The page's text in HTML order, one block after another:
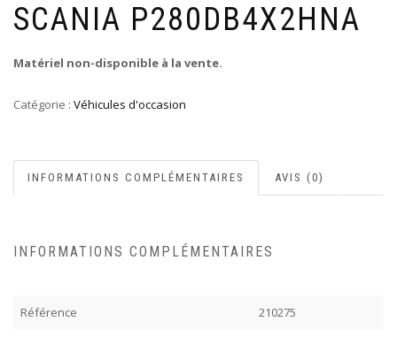
SCANIA P280DB4X2HNA
Matériel non-disponible à la vente.
Catégorie : Véhicules d'occasion
INFORMATIONS COMPLÉMENTAIRES AVIS (0)
INFORMATIONS COMPLÉMENTAIRES
Référence 210275